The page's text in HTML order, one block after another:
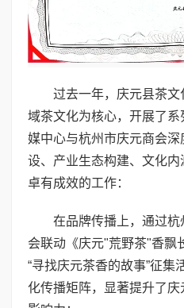
过去一年，庆元县茶
域茶文化为核心，开展了
媒中心与杭州市庆元商会
设、产业生态构建、文化
卓有成效的工作：
在品牌传播上，通过
会联动《庆元"荒野茶"香飘
“寻找庆元茶香的故事”征集
化传播矩阵，显著提升了